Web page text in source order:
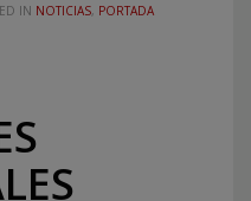
IN NOTICIAS, PORTADA